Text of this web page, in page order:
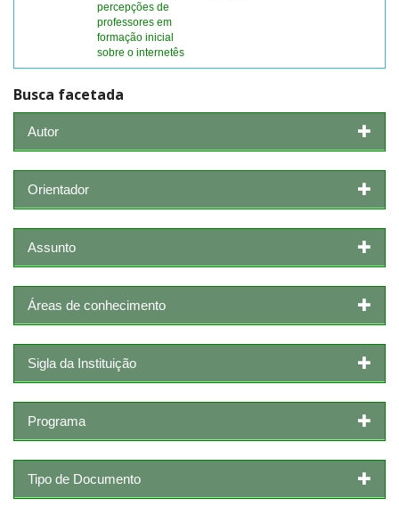
percepções de
professores em
formação inicial
sobre o internetês
Busca facetada
Autor
Orientador
Assunto
Áreas de conhecimento
Sigla da Instituição
Programa
Tipo de Documento